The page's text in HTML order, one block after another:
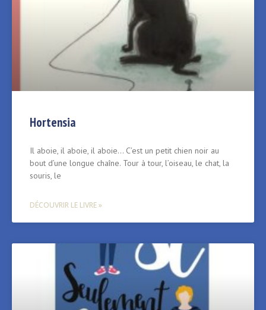
Hortensia
Il aboie, il aboie, il aboie… C’est un petit chien noir au
bout d’une longue chaîne. Tour à tour, l’oiseau, le chat, la
souris, le
DÉCOUVRIR LE LIVRE »